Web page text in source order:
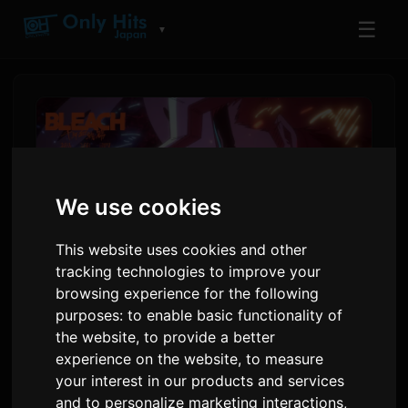
We use cookies
This website uses cookies and other
tracking technologies to improve your
browsing experience for the following
purposes:to enable basic functionality of
the website,to provide a better
experience on the website,to measure
your interest in our products and services
and to personalize marketing interactions,
▼ ☰
انیمیشن BLEACH: تیزر پایانی
آخرین فصل از سری فیلم‌های بلیچ